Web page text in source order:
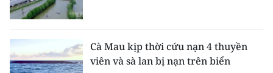
Cà Mau kịp thời cứu nạn 4 thuyền
viên và sà lan bị nạn trên biển